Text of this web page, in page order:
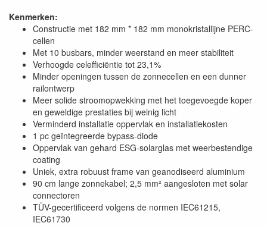
Kenmerken:
Constructie met 182 mm * 182 mm monokristallijne PERC-
cellen
Met 10 busbars, minder weerstand en meer stabiliteit
Verhoogde celefficiëntie tot 23,1%
Minder openingen tussen de zonnecellen en een dunner
railontwerp
Meer solide stroomopwekking met het toegevoegde koper
en geweldige prestaties bij weinig licht
Verminderd installatie oppervlak en installatiekosten
1 pc geïntegreerde bypass-diode
Oppervlak van gehard ESG-solarglas met weerbestendige
coating
Uniek, extra robuust frame van geanodiseerd aluminium
90 cm lange zonnekabel; 2,5 mm² aangesloten met solar
connectoren
TÜV-gecertificeerd volgens de normen IEC61215,
IEC61730